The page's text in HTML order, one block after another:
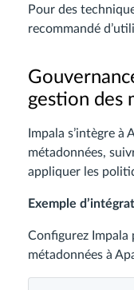
Pour des
recommandé
gestion des
Impala s’intègre
métadonnées,
appliquer les
Exemple
Configurez Impala
métadonnées à